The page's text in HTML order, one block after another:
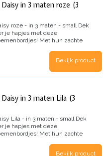
in 3 maten roze (3
roze - in 3 maten - small Dek
je hapjes met deze
Met hun zachte
kleine…
Bekijk product
in 3 maten Lila (3
Lila - in 3 maten - small Dek
je hapjes met deze
Met hun zachte
kleine…
Bekijk product